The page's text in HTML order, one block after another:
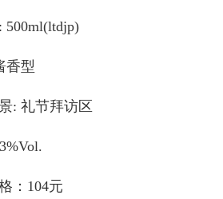
500ml(ltdjp)
香型
: 礼节拜访区
：104元